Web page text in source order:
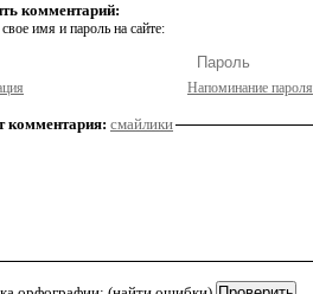
комментарий:
имя и пароль на сайте:
Напоминание пароля
комментария: смайлики